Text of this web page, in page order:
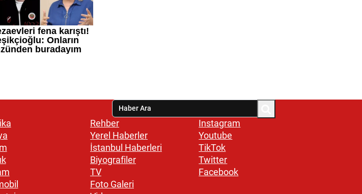
Rehber
Yerel Haberler
İstanbul Haberleri
Biyografiler
TV
Foto Galeri
Instagram
Youtube
TikTok
Twitter
Facebook